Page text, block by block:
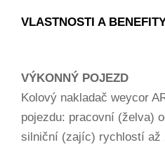
VLASTNOSTI A
VÝKONNÝ POJEZD
Kolový nakladač weycor
pojezdu: pracovní (želva)
silniční (zajíc) rychlostí až